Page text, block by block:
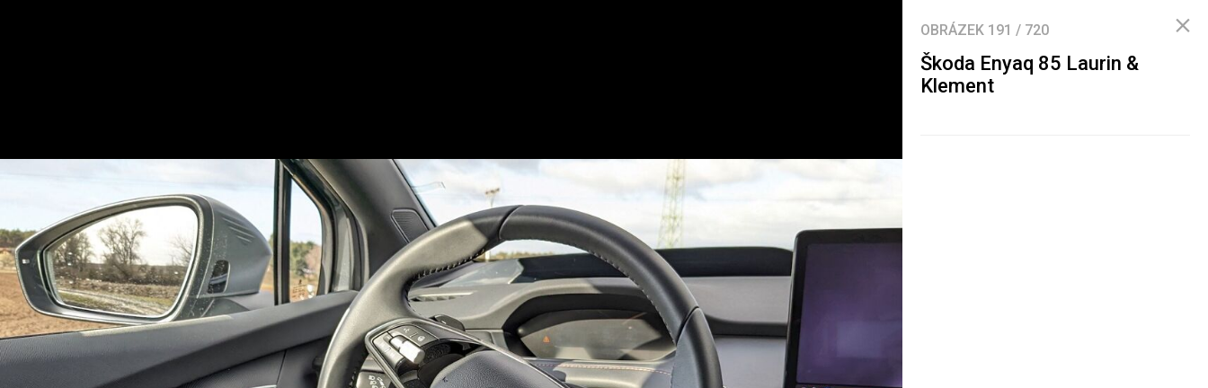
OBRÁZEK 191 / 720
Škoda Enyaq 85 Laurin &
Klement